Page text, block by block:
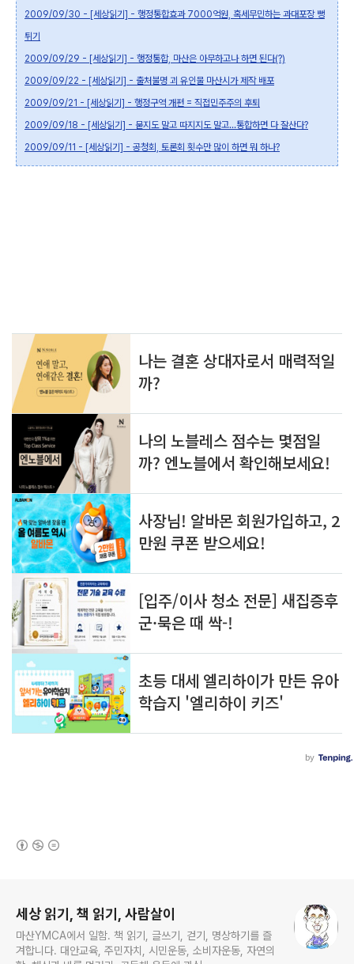
2009/09/30 - [세상읽기] - 행정통합효과 7000억원, 혹세무민하는 과대포장 뻥
튀기
2009/09/29 - [세상읽기] - 행정통합, 마산은 아무하고나 하면 된다(?)
2009/09/22 - [세상읽기] - 출처불명 괴 유인물 마산시가 제작 배포
2009/09/21 - [세상읽기] - 행정구역 개편 = 직접민주주의 후퇴
2009/09/18 - [세상읽기] - 묻지도 말고 따지지도 말고...통합하면 다 잘산다?
2009/09/11 - [세상읽기] - 공청회, 토론회 횟수만 많이 하면 뭐 하나?
세상 읽기, 책 읽기, 사람살이
마산YMCA에서 일함. 책 읽기, 글쓰기, 걷기, 명상하기를 즐
겨합니다. 대안교육, 주민자치, 시민운동, 소비자운동, 자연의